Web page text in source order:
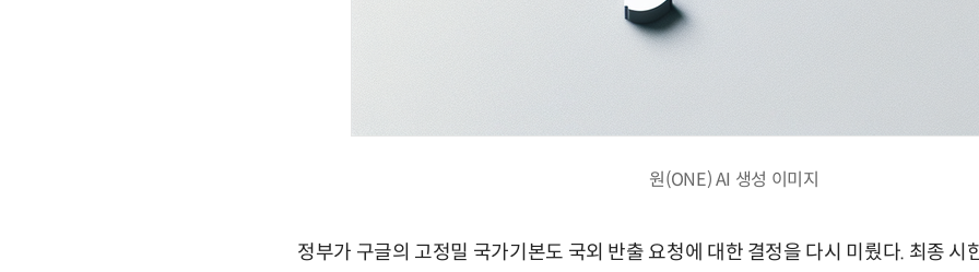
원(ONE) AI 생성 이미지
정부가 구글의 고정밀 국가기본도 국외 반출 요청에 대한 결정을 다시 미뤘다. 최종